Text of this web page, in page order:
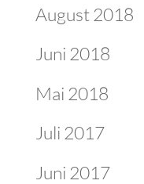
August 2018
Juni 2018
Mai 2018
Juli 2017
Juni 2017